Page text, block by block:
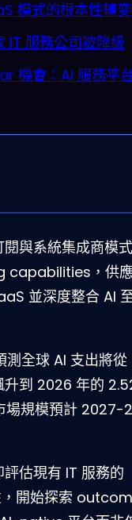
模式的根本性轉变
IT 服務公司被降級
機會：AI 服務平
與系統集成商模
capabilities，供
並深度整合 AI
全球 AI 支出將從
升到 2026 年的
場規模預計 2027-
估現有 IT 服務的
開始探索